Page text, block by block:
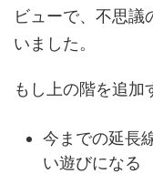
ビューで、不思議
いました。
もし上の階を追
今までの延長
い遊びになる